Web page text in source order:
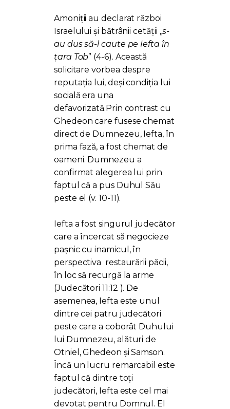
Amoniții au declarat război
Israelului și bătrânii cetății „s-
au dus să-l caute pe Iefta în
ţara Tob” (4-6). Această
solicitare vorbea despre
reputația lui, deși condiția lui
socială era una
defavorizată.Prin contrast cu
Ghedeon care fusese chemat
direct de Dumnezeu, Iefta, în
prima fază, a fost chemat de
oameni. Dumnezeu a
confirmat alegerea lui prin
faptul că a pus Duhul Său
peste el (v. 10-11).
Iefta a fost singurul judecător
care a încercat să negocieze
pașnic cu inamicul, în
perspectiva restaurării păcii,
în loc să recurgă la arme
(Judecători 11:12 ). De
asemenea, Iefta este unul
dintre cei patru judecători
peste care a coborât Duhului
lui Dumnezeu, alături de
Otniel, Ghedeon și Samson.
Încă un lucru remarcabil este
faptul că dintre toți
judecători, Iefta este cel mai
devotat pentru Domnul. El